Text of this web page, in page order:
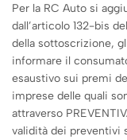
Per la RC Auto si
dall’articolo 132-bis
della sottoscrizione,
informare il
esaustivo sui premi
imprese delle quali
attraverso
validità dei preventivi